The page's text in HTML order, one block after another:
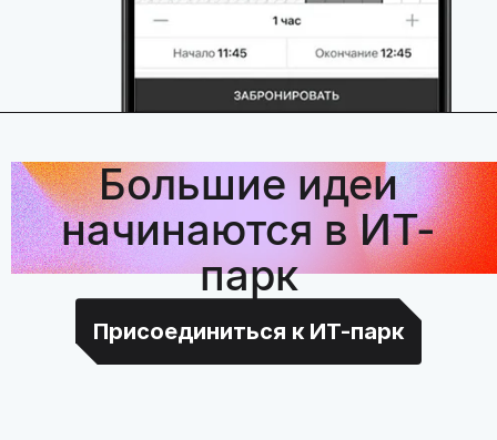
Большие идеи
начинаются в ИТ-
парк
Присоединиться к ИТ-парк